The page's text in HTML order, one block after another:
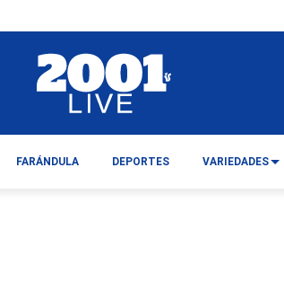
FARÁNDULA DEPORTES VARIEDADES